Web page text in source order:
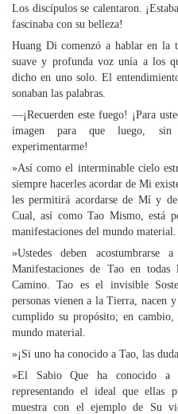
Los discípulos se calentaron.
fascinaba con su belleza!
Huang Di comenzó a hablar en la
suave y profunda voz unía a los
dicho en uno solo. El
sonaban las palabras.
—¡Recuerden este fuego! ¡Para
imagen para que luego, sin
experimentarme!
»Así como el interminable cielo
siempre hacerles acordar de Mi
les permitirá acordarse de Mí y
Cual, así como Tao Mismo, está
manifestaciones del mundo
»Ustedes deben
Manifestaciones de Tao en
Camino. Tao es el invisible
personas vienen a la Tierra, nacen
cumplido su propósito; en cambio,
mundo material.
»¡Si uno ha conocido a Tao, las
»El Sabio Que ha conocido a
representando el ideal que ellas
muestra con el ejemplo de Su